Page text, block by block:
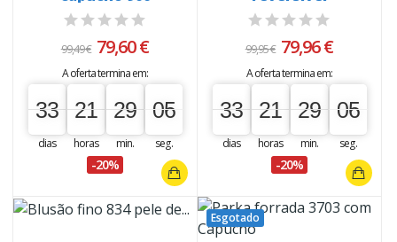
99,49 € 79,60 €
A oferta termina em:
33
33
00
dias
21
21
00
horas
29
29
00
min.
05
04
05
seg.
-20%
99,95 € 79,96 €
A oferta termina em:
33
33
00
dias
21
21
00
horas
29
29
00
min.
05
04
05
seg.
-20%
Esgotado